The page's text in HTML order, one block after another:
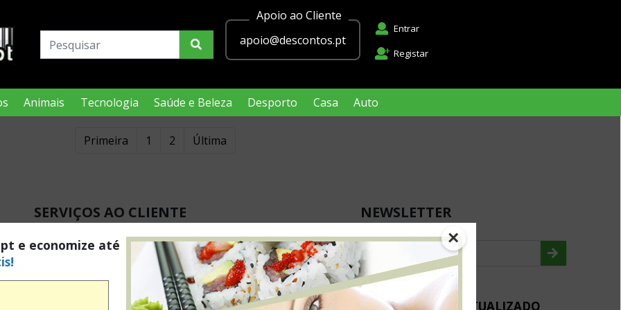
Apoio ao Cliente
apoio@descontos.pt
Entrar
Registar
Animais Tecnologia Saúde e Beleza Desporto Casa Auto
Primeira 1 2 Última
×
e economize até
SERVIÇOS AO CLIENTE
Termos e condições
Condições Legais Passatempos
NEWSLETTER
MANTENHA-SE ACTUALIZADO